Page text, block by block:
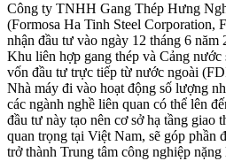
Công ty TNHH Gang Thép Hưng
(Formosa Ha Tinh Steel Corporation,
nhận đầu tư vào ngày 12 tháng 6
Khu liên hợp gang thép và Cảng
vốn đầu tư trực tiếp từ nước ngoài
Nhà máy đi vào hoạt động số lượng
các ngành nghề liên quan có thể lên
đầu tư này tạo nên cơ sở hạ tầng giao
quan trọng tại Việt Nam, sẽ góp
trở thành Trung tâm công nghiệp